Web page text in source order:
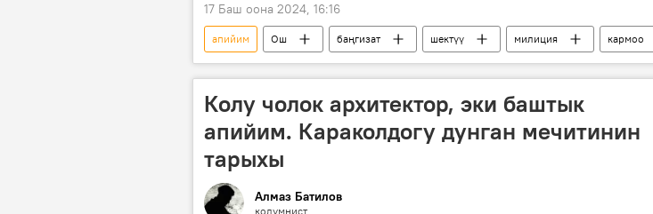
17 Баш оона 2024, 16:16
апийим Ош баңгизат шектүү милиция кармоо
Кыргызстан
Видео Сүрөт
Колу чолок архитектор, эки баштык
апийим. Караколдогу дунган мечитинин
тарыхы
Алмаз Батилов
колумнист